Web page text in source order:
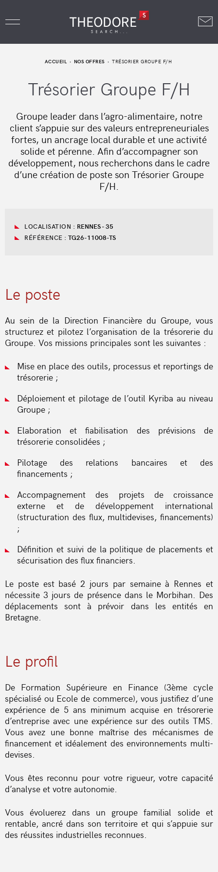
ACCUEIL NOS OFFRES TRÉSORIER GROUPE F/H
Trésorier Groupe F/H
Groupe leader dans l’agro-alimentaire, notre
client s’appuie sur des valeurs entrepreneuriales
fortes, un ancrage local durable et une activité
solide et pérenne. Afin d’accompagner son
développement, nous recherchons dans le cadre
d’une création de poste son Trésorier Groupe
F/H.
LOCALISATION : RENNES - 35
RÉFÉRENCE : TG26-11008-TS
Le poste
Au sein de la Direction Financière du Groupe, vous
structurez et pilotez l’organisation de la trésorerie du
Groupe. Vos missions principales sont les suivantes :
Mise en place des outils, processus et reportings de
trésorerie ;
Déploiement et pilotage de l’outil Kyriba au niveau
Groupe ;
Elaboration et fiabilisation des prévisions de
trésorerie consolidées ;
Pilotage des relations bancaires et des
financements ;
Accompagnement des projets de croissance
externe et de développement international
(structuration des flux, multidevises, financements)
;
Définition et suivi de la politique de placements et
sécurisation des flux financiers.
Le poste est basé 2 jours par semaine à Rennes et
nécessite 3 jours de présence dans le Morbihan. Des
déplacements sont à prévoir dans les entités en
Bretagne.
Le profil
De Formation Supérieure en Finance (3ème cycle
spécialisé ou Ecole de commerce), vous justifiez d’une
expérience de 5 ans minimum acquise en trésorerie
d’entreprise avec une expérience sur des outils TMS.
Vous avez une bonne maîtrise des mécanismes de
financement et idéalement des environnements multi-
devises.
Vous êtes reconnu pour votre rigueur, votre capacité
d’analyse et votre autonomie.
Vous évoluerez dans un groupe familial solide et
rentable, ancré dans son territoire et qui s’appuie sur
des réussites industrielles reconnues.